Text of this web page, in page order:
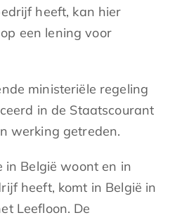
heeft, kan hier
een lening voor
ministeriële regeling
in de Staatscourant
werking getreden.
in België woont en in
heeft, komt in België in
Leefloon. De